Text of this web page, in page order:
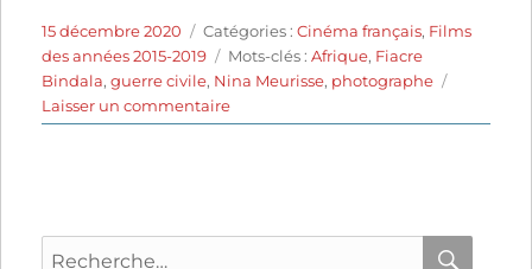
Publié
le
15 décembre 2020 Catégories
Catégories :Cinéma français, Films
des années 2015-2019
Étiquettes
Mots-clés :Afrique, Fiacre
Bindala,guerre civile, Nina Meurisse, photographe
Laisser un commentairesur
Camille
Recherche